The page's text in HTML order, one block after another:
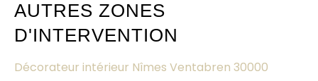
AUTRES ZONES
D'INTERVENTION
Décorateur intérieur Nîmes Ventabren 30000